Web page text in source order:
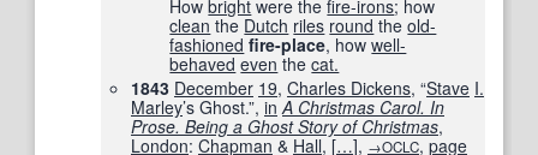
Howbright were thefire-irons; how
clean the Dutch riles round theold-
fashioned fire-place, howwell-
behaved even thecat.
1843 December 19, Charles Dickens, “Stave I.
Marley’s Ghost.”, in A Christmas Carol. In
Prose. Being a Ghost Story of Christmas,
London: Chapman & Hall, […], →OCLC, page